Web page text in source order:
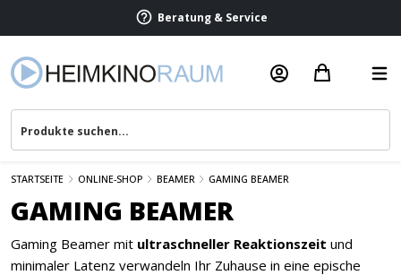
Beratung & Service
STARTSEITE ONLINE-SHOP BEAMER GAMING BEAMER
GAMING BEAMER
Gaming Beamer mit ultraschneller Reaktionszeit und
minimaler Latenz verwandeln Ihr Zuhause in eine epische